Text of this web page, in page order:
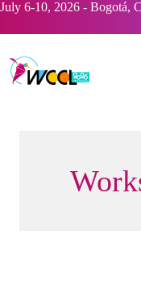
Saltar
contenido
July 6-10, 2026 - Bogotá,